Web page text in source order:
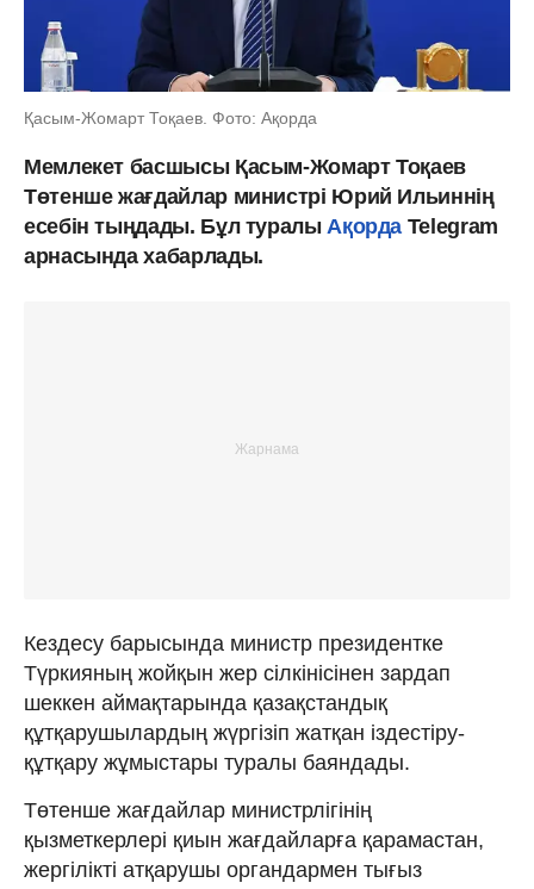
Қасым-Жомарт Тоқаев. Фото: Ақорда
Мемлекет басшысы Қасым-Жомарт Тоқаев
Төтенше жағдайлар министрі Юрий Ильиннің
есебін тыңдады. Бұл туралы Ақорда Telegram
арнасында хабарлады.
Кездесу барысында министр президентке
Түркияның жойқын жер сілкінісінен зардап
шеккен аймақтарында қазақстандық
құтқарушылардың жүргізіп жатқан іздестіру-
құтқару жұмыстары туралы баяндады.
Төтенше жағдайлар министрлігінің
қызметкерлері қиын жағдайларға қарамастан,
жергілікті атқарушы органдармен тығыз